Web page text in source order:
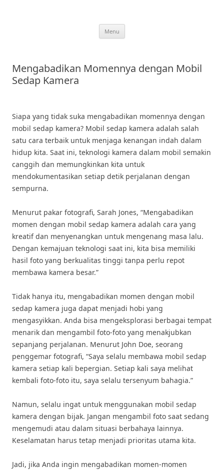
Menu
Mengabadikan Momennya dengan Mobil
Sedap Kamera
Siapa yang tidak suka mengabadikan momennya dengan
mobil sedap kamera? Mobil sedap kamera adalah salah
satu cara terbaik untuk menjaga kenangan indah dalam
hidup kita. Saat ini, teknologi kamera dalam mobil semakin
canggih dan memungkinkan kita untuk
mendokumentasikan setiap detik perjalanan dengan
sempurna.
Menurut pakar fotografi, Sarah Jones, “Mengabadikan
momen dengan mobil sedap kamera adalah cara yang
kreatif dan menyenangkan untuk mengenang masa lalu.
Dengan kemajuan teknologi saat ini, kita bisa memiliki
hasil foto yang berkualitas tinggi tanpa perlu repot
membawa kamera besar.”
Tidak hanya itu, mengabadikan momen dengan mobil
sedap kamera juga dapat menjadi hobi yang
mengasyikkan. Anda bisa mengeksplorasi berbagai tempat
menarik dan mengambil foto-foto yang menakjubkan
sepanjang perjalanan. Menurut John Doe, seorang
penggemar fotografi, “Saya selalu membawa mobil sedap
kamera setiap kali bepergian. Setiap kali saya melihat
kembali foto-foto itu, saya selalu tersenyum bahagia.”
Namun, selalu ingat untuk menggunakan mobil sedap
kamera dengan bijak. Jangan mengambil foto saat sedang
mengemudi atau dalam situasi berbahaya lainnya.
Keselamatan harus tetap menjadi prioritas utama kita.
Jadi, jika Anda ingin mengabadikan momen-momen